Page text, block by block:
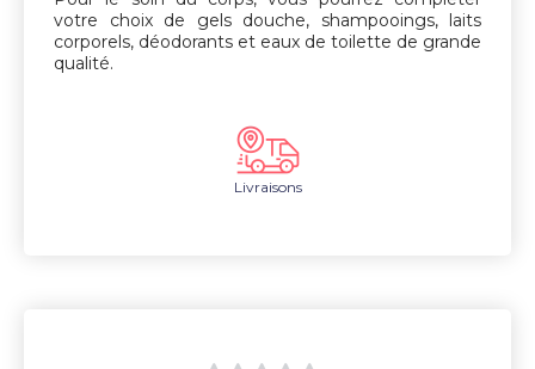
votre choix de gels douche, shampooings, laits
corporels, déodorants et eaux de toilette de grande
qualité.
Livraisons